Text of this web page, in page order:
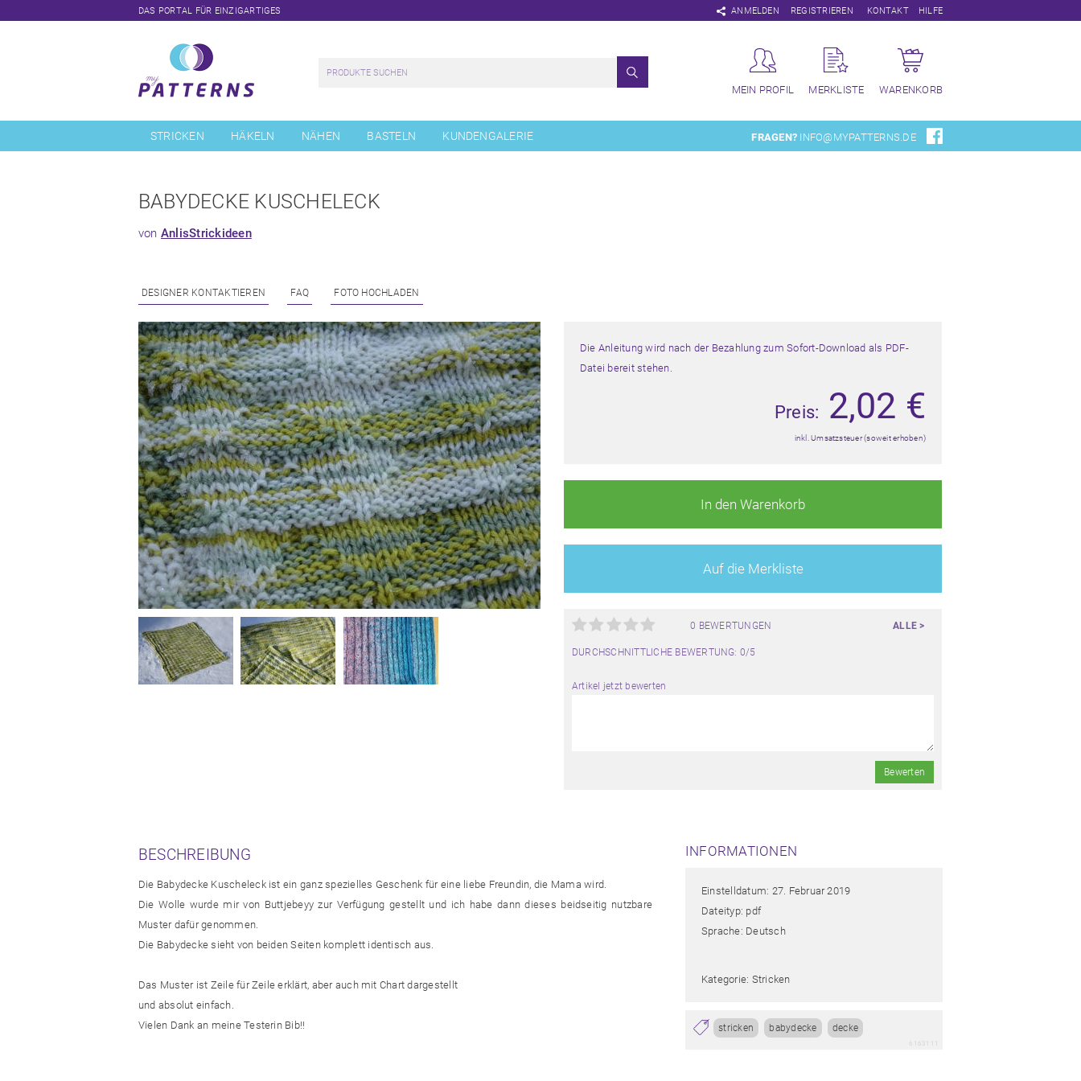
DAS PORTAL FÜR EINZIGARTIGES ANMELDEN
Navigation
überspringen
REGISTRIEREN KONTAKT HILFE
MEIN PROFIL MERKLISTE WARENKORB
überspringen
STRICKEN HÄKELN NÄHEN BASTELN KUNDENGALERIE FRAGEN? INFO@MYPATTERNS.DE
BABYDECKE KUSCHELECK
von AnlisStrickideen
DESIGNER KONTAKTIEREN FAQ FOTO HOCHLADEN
Die Anleitung wird nach der Bezahlung zum Sofort-Download als PDF-
Datei bereit stehen.
Preis: 2,02 €
inkl. Umsatzsteuer (soweit erhoben)
In den Warenkorb
Auf die Merkliste
0 BEWERTUNGEN ALLE >
DURCHSCHNITTLICHE BEWERTUNG: 0/5
Artikel jetzt bewerten
Bewerten
BESCHREIBUNG
Die Babydecke Kuscheleck ist ein ganz spezielles Geschenk für eine liebe Freundin, die Mama wird.
Die Wolle wurde mir von Buttjebeyy zur Verfügung gestellt und ich habe dann dieses beidseitig nutzbare
Muster dafür genommen.
Die Babydecke sieht von beiden Seiten komplett identisch aus.
Das Muster ist Zeile für Zeile erklärt, aber auch mit Chart dargestellt
und absolut einfach.
Vielen Dank an meine Testerin Bib!!
INFORMATIONEN
Einstelldatum: 27. Februar 2019
Dateityp: pdf
Sprache: Deutsch
Kategorie: Stricken
stricken babydecke decke